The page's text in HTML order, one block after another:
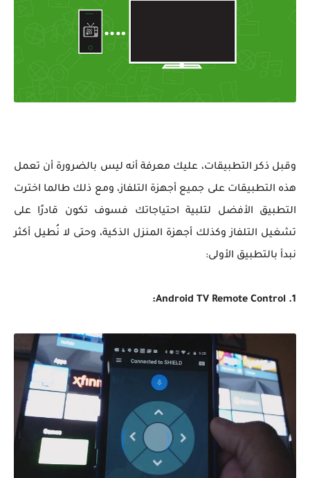
وقبل ذكر التطبيقات، عليك معرفة أنه ليس بالضرورة أن تعمل
هذه التطبيقات على جميع أجهزة التلفاز، ومع ذلك طالما اخترت
التطبيق الأفضل لتلبية احتياجاتك فسوف تكون قادرًا على
تشغيل التلفاز وكذلك أجهزة المنزل الذكية، وحتى لا نُطيل أكثر
نبدأ بالتطبيق الأولى:
1. Android TV Remote Control: